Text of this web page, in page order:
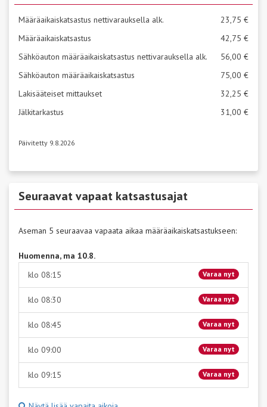
Määräaikaiskatsastus nettivarauksella alk.
23,75 €
Määräaikaiskatsastus
42,75 €
Sähköauton määräaikaiskatsastus nettivarauksella alk.
56,00 €
Sähköauton määräaikaiskatsastus
75,00 €
Lakisääteiset mittaukset
32,25 €
Jälkitarkastus
31,00 €
Päivitetty 9.8.2026
Seuraavat vapaat katsastusajat
Aseman 5 seuraavaa vapaata aikaa määräaikaiskatsastukseen:
Huomenna, ma 10.8.
klo 08:15
Varaa nyt
klo 08:30 Varaa nyt
klo 08:45 Varaa nyt
klo 09:00 Varaa nyt
klo 09:15 Varaa nyt